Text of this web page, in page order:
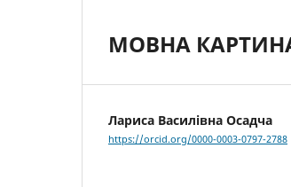
МОВНА
Лариса Василівна Осадча
https://orcid.org/0000-0003-0797-2788